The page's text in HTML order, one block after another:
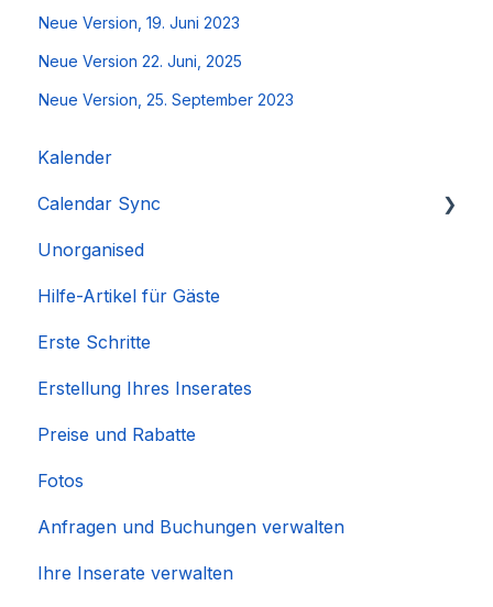
Neue Version, 19. Juni 2023
Neue Version 22. Juni, 2025
Neue Version, 25. September 2023
Kalender
Calendar Sync
Importieren beliebter Kalender
Unorganised
Hilfe-Artikel für Gäste
Erste Schritte
Erstellung Ihres Inserates
Preise und Rabatte
Fotos
Anfragen und Buchungen verwalten
Ihre Inserate verwalten